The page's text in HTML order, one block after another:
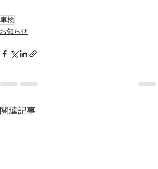
車検
お知らせ
関連記事